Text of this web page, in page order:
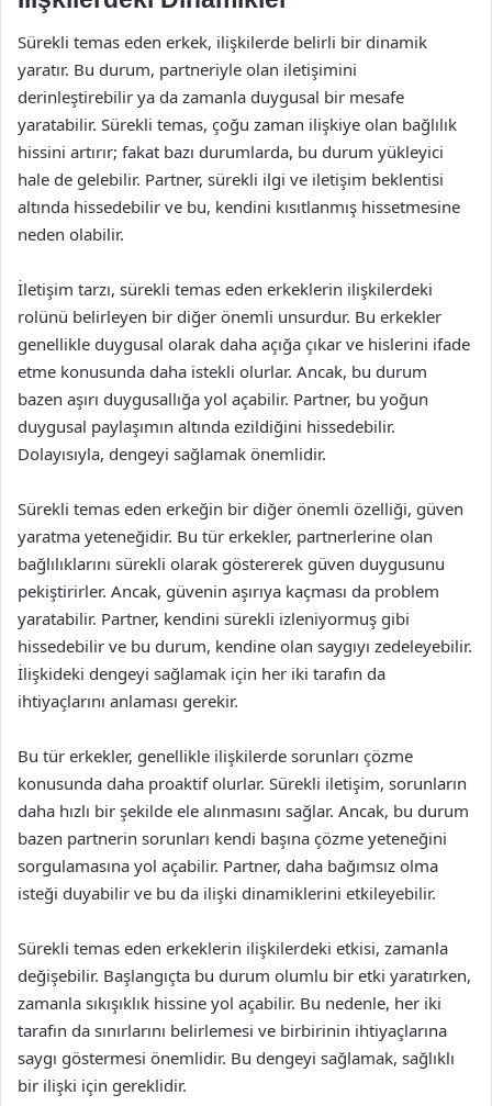
Sürekli temas eden erkek, ilişkilerde belirli bir dinamik
yaratır. Bu durum, partneriyle olan iletişimini
derinleştirebilir ya da zamanla duygusal bir mesafe
yaratabilir. Sürekli temas, çoğu zaman ilişkiye olan bağlılık
hissini artırır; fakat bazı durumlarda, bu durum yükleyici
hale de gelebilir. Partner, sürekli ilgi ve iletişim beklentisi
altında hissedebilir ve bu, kendini kısıtlanmış hissetmesine
neden olabilir.
İletişim tarzı, sürekli temas eden erkeklerin ilişkilerdeki
rolünü belirleyen bir diğer önemli unsurdur. Bu erkekler
genellikle duygusal olarak daha açığa çıkar ve hislerini ifade
etme konusunda daha istekli olurlar. Ancak, bu durum
bazen aşırı duygusallığa yol açabilir. Partner, bu yoğun
duygusal paylaşımın altında ezildiğini hissedebilir.
Dolayısıyla, dengeyi sağlamak önemlidir.
Sürekli temas eden erkeğin bir diğer önemli özelliği, güven
yaratma yeteneğidir. Bu tür erkekler, partnerlerine olan
bağlılıklarını sürekli olarak göstererek güven duygusunu
pekiştirirler. Ancak, güvenin aşırıya kaçması da problem
yaratabilir. Partner, kendini sürekli izleniyormuş gibi
hissedebilir ve bu durum, kendine olan saygıyı zedeleyebilir.
İlişkideki dengeyi sağlamak için her iki tarafın da
ihtiyaçlarını anlaması gerekir.
Bu tür erkekler, genellikle ilişkilerde sorunları çözme
konusunda daha proaktif olurlar. Sürekli iletişim, sorunların
daha hızlı bir şekilde ele alınmasını sağlar. Ancak, bu durum
bazen partnerin sorunları kendi başına çözme yeteneğini
sorgulamasına yol açabilir. Partner, daha bağımsız olma
isteği duyabilir ve bu da ilişki dinamiklerini etkileyebilir.
Sürekli temas eden erkeklerin ilişkilerdeki etkisi, zamanla
değişebilir. Başlangıçta bu durum olumlu bir etki yaratırken,
zamanla sıkışıklık hissine yol açabilir. Bu nedenle, her iki
tarafın da sınırlarını belirlemesi ve birbirinin ihtiyaçlarına
saygı göstermesi önemlidir. Bu dengeyi sağlamak, sağlıklı
bir ilişki için gereklidir.